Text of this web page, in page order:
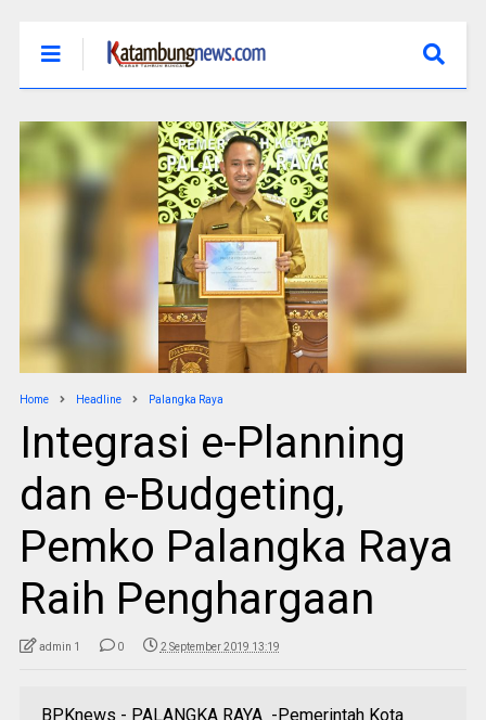
Home Headline Palangka Raya
Integrasi e-Planning
dan e-Budgeting,
Pemko Palangka Raya
Raih Penghargaan
admin 1 0 2 September 2019 13:19
BPKnews - PALANGKA RAYA -Pemerintah Kota